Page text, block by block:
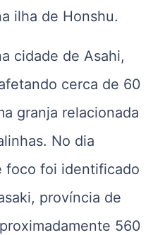
ilha de Honshu.
cidade de Asahi,
cerca de 60
granja relacionada
No dia
foco foi identificado
província de
560